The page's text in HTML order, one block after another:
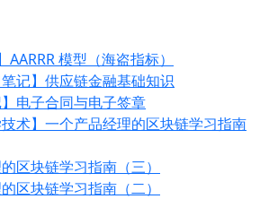
AARRR 模型（海盗指标）
笔记】供应链金融基础知识
】电子合同与电子签章
技术】一个产品经理的区块链学习指南
区块链学习指南（三）
区块链学习指南（二）